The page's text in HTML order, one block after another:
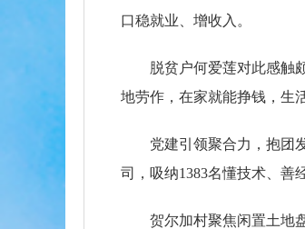
口稳就业、增收入。
脱贫户何爱莲对此感触
地劳作，在家就能挣钱，生
党建引领聚合力，抱团
司，吸纳1383名懂技术、善
贺尔加村聚焦闲置土地